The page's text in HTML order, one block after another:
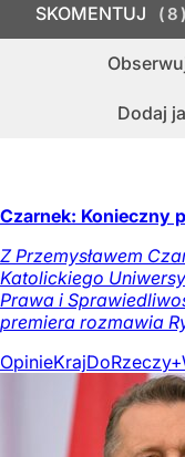
Dodaj
SKOMENTUJ 8
Czarnek: Konieczny
Z Przemysławem
Katolickiego
Prawa i
premiera rozmawia
OpinieKrajDoRzeczy+